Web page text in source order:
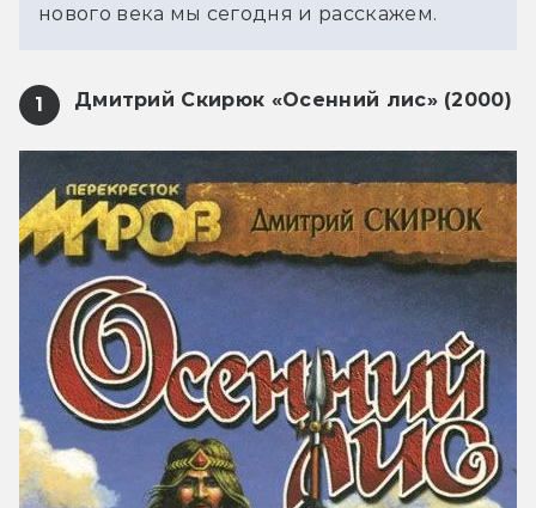
нового века мы сегодня и расскажем.
1 Дмитрий Скирюк «Осенний лис» (2000)